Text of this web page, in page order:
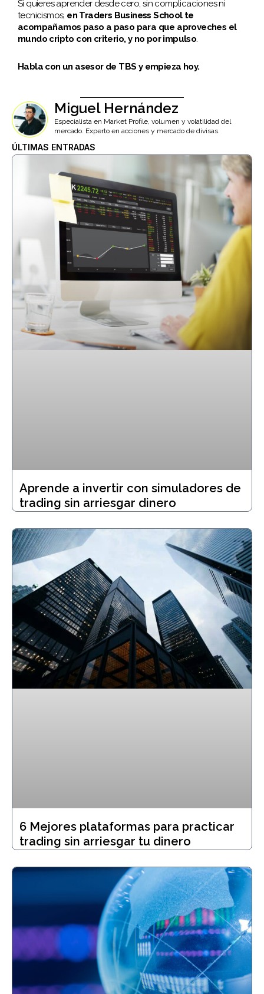
Si quieres aprender desde cero, sin complicaciones ni
tecnicismos, en Traders Business School te
acompañamos paso a paso para que aproveches el
mundo cripto con criterio, y no por impulso.
Habla con un asesor de TBS y empieza hoy.
Miguel Hernández
Especialista en Market Profile, volumen y volatilidad del
mercado. Experto en acciones y mercado de divisas.
ÚLTIMAS ENTRADAS
Aprende a invertir con simuladores de
trading sin arriesgar dinero
6 Mejores plataformas para practicar
trading sin arriesgar tu dinero